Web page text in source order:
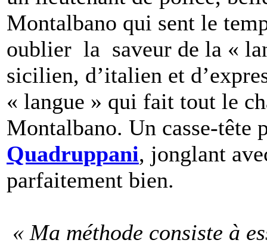
Montalbano qui sent le
oublier la saveur de la «
sicilien, d’italien et
« langue » qui fait tout le
Montalbano. Un casse-tête
Quadruppani, jonglant
parfaitement bien.
« Ma méthode consiste à